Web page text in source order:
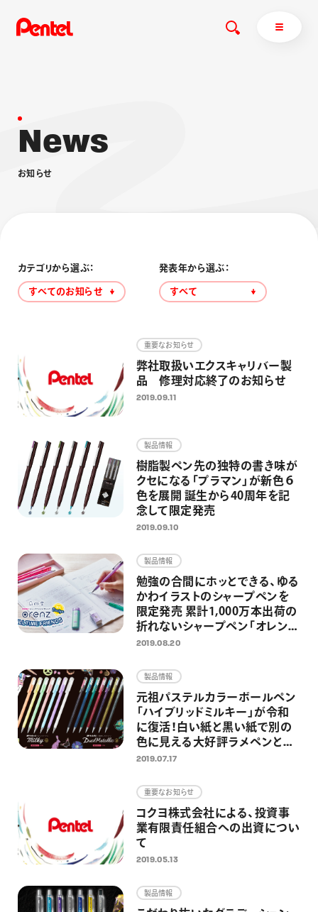
商品を探す
ブラッシュ（筆）
採用情報
運営会社
News
お知 らせ
カテゴリから選ぶ：
すべてのお知らせ
発表年から選ぶ：
すべて
重要なお知らせ
弊社取扱いエクスキャリバー製
品 修理対応終了のお知らせ
2019.09.11
製品情報
樹脂製ペン先の独特の書き味が
クセになる「プラマン」が新色６
色を展開 誕生から40周年を記
念して限定発売
2019.09.10
製品情報
勉強の合間にホッとできる、ゆる
かわイラストのシャープペンを
限定発売 累計1,000万本出荷の
折れないシャープペン「オレン
ズ」シリーズより
2019.08.20
製品情報
元祖パステルカラーボールペン
「ハイブリッドミルキー」が令和
に復活！白い紙と黒い紙で別の
色に見える大好評ラメペンと同
時限定発売
2019.07.17
重要なお知らせ
コクヨ株式会社による、投資事
業有限責任組合への出資につい
て
2019.05.13
製品情報